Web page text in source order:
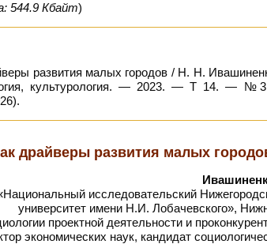
544.9 Кбайт)
развития малых городов / Н. Н.
культурология. — 2023. — Т 14. —
драйверы развития малых
исследовательский
университет имени Н.И. Лобачевского»,
проектной деятельности и
экономических наук, кандидат